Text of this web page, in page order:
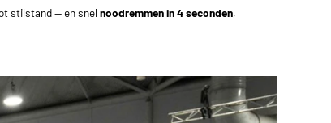
stilstand — en snelnoodremmen in 4 seconden,